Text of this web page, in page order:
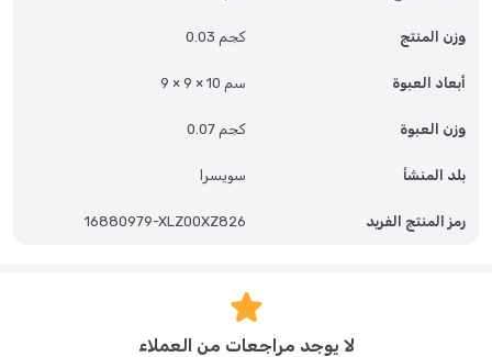
وزن المنتج 0.03 كجم
أبعاد العبوة 9 × 9 × 10 سم
وزن العبوة 0.07 كجم
بلد المنشأ سويسرا
رمز المنتج الفريد 16880979-XLZ00XZ826
لا يوجد مراجعات من العملاء